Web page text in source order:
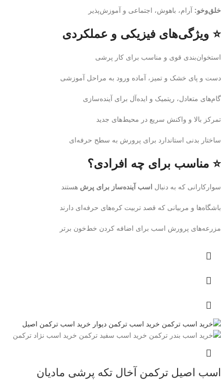
خلق‌وخو: آرام، باهوش، اجتماعی و آموزش‌پذیر
⭐ ویژگی‌های فیزیکی و عملکردی
استخوان‌بندی قوی و مناسب برای کار پرشی
دست و پای خشک و تمیز، آماده ورود به مراحل آموزشی
گام‌های متعادل، ریتمیک و ایده‌آل برای آینده‌سازی
تمرکز بالا و واکنش سریع در محیط‌های جدید
ساختار بدنی استاندارد برای پرورش به سطح حرفه‌ای
⭐ مناسب برای چه افرادی؟
سوارکارانی که به دنبال اسب آینده‌ساز برای پرش هستند
باشگاه‌ها و مربیانی که قصد تربیت کره‌های حرفه‌ای دارند
مزرعه‌های پرورش اسب برای اضافه کردن خط‌خون برتر
اسب اصیل ترکمن آخال تکه پرشی مادیان